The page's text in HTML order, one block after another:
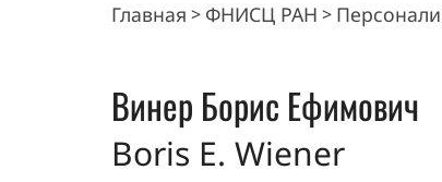
Главная > ФНИСЦ РАН >
Винер Борис Ефимович
Boris E. Wiener